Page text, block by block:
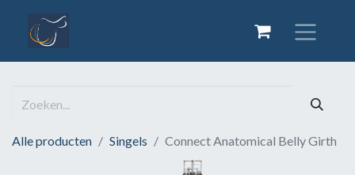
Alle producten Singels Connect Anatomical Belly Girth